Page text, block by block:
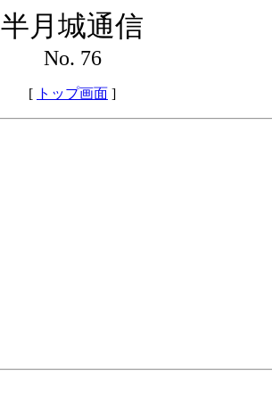
半月城通信
No. 76
[ トップ画面 ]